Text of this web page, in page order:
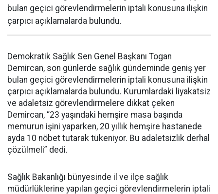
bulan geçici görevlendirmelerin iptali konusuna ilişkin
çarpıcı açıklamalarda bulundu.
Demokratik Sağlık Sen Genel Başkanı Togan
Demircan, son günlerde sağlık gündeminde geniş yer
bulan geçici görevlendirmelerin iptali konusuna ilişkin
çarpıcı açıklamalarda bulundu. Kurumlardaki liyakatsiz
ve adaletsiz görevlendirmelere dikkat çeken
Demircan, “23 yaşındaki hemşire masa başında
memurun işini yaparken, 20 yıllık hemşire hastanede
ayda 10 nöbet tutarak tükeniyor. Bu adaletsizlik derhal
çözülmeli” dedi.
Sağlık Bakanlığı bünyesinde il ve ilçe sağlık
müdürlüklerine yapılan geçici görevlendirmelerin iptali